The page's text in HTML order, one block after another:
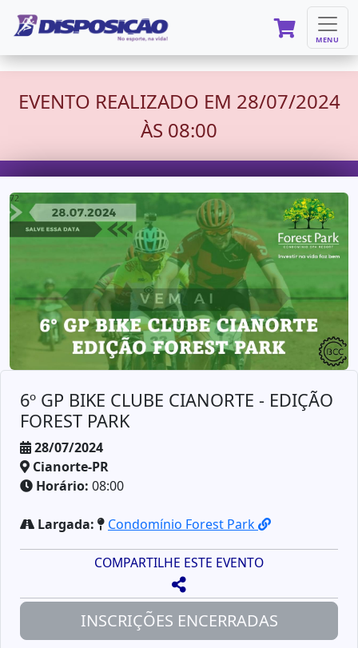
MENU
EVENTO REALIZADO EM 28/07/2024
ÀS 08:00
72
6º GP BIKE CLUBE CIANORTE - EDIÇÃO
FOREST PARK
28/07/2024
Cianorte-PR
Horário: 08:00
Largada: Condomínio Forest Park
COMPARTILHE ESTE EVENTO
INSCRIÇÕES ENCERRADAS